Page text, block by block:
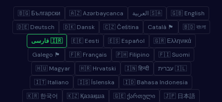
🇬🇧 English 🇸🇦 العربية 🇦🇿 Azərbaycanca
🇧🇬 Български
🇧🇩 বাংলা
🏴 Català
🇨🇿 Čeština
🇩🇰 Dansk
🇩🇪 Deutsch
🇬🇷 Ελληνικά
🇪🇸 Español
🇪🇪 Eesti
🇮🇷 فارسی
🇫🇮 Suomi
🇵🇭 Filipino
🇫🇷 Français
🏴 Galego
🇮🇱 עברית
🇮🇳 हिन्दी
🇭🇷 Hrvatski
🇭🇺 Magyar
🇮🇩 Bahasa Indonesia
🇮🇸 Íslenska
🇮🇹 Italiano
🇯🇵 日本語
🇬🇪 ქართული
🇰🇿 Қазақша
🇰🇷 한국어